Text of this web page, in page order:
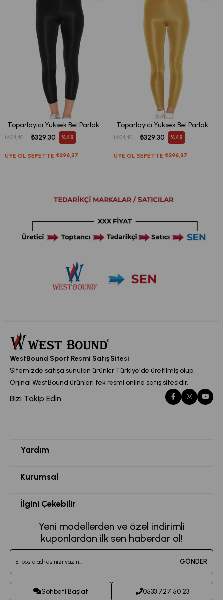
Toparlayıcı Yüksek Bel Parlak Disko Tayt - Siyah
ÜYE OL SEPETTE ₺296,37
₺329,30
₺634,40 %48
Toparlayıcı Yüksek Bel Parlak Disko Tayt - Hardal
ÜYE OL SEPETTE ₺296,37
₺329,30
₺634,40 %48
WestBound Sport Resmi Satış Sitesi
Sitemizde satışa sunulan ürünler Türkiye'de üretilmiş olup,
Orjinal WestBound ürünleri tek resmi online satış sitesidir.
Bizi Takip Edin
Yardım
Favorilerim
Sepetim
Destek Taleplerim
Sipariş Takibi
Kurumsal
Hakkımızda
Kvkk Metni
Teslimat ve İade Koşulları
Toptan Satış
İletişim
İlgini Çekebilir
Kadın Spor Giyim
Büyük Beden Eşofman
Jogger Eşofman Altı
Kadın Tayt Modelleri
Yeni modellerden ve özel indirimli
kuponlardan ilk sen haberdar ol!
GÖNDER
Sohbeti Başlat 0533 727 50 23